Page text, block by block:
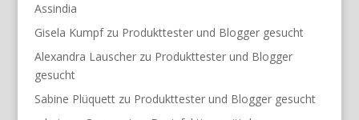
Assindia
Gisela Kumpfzu Produkttester und Blogger gesucht
Alexandra Lauscherzu Produkttester und Blogger
gesucht
Sabine Plüquettzu Produkttester und Blogger gesucht